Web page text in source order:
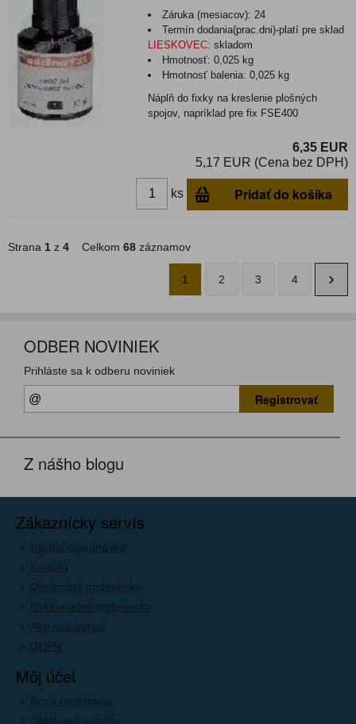
Záruka (mesiacov): 24
Termín dodania(prac.dni)-platí pre sklad
LIESKOVEC: skladom
Hmotnosť:0,025 kg
Hmotnosť balenia:0,025 kg
Náplň do fixky na kreslenie plošných
spojov, napríklad pre fix FSE400
6,35 EUR
5,17 EUR (Cena bez DPH)
ks Pridať do košíka
Strana 1 z 4 Celkom 68 záznamov
1 2 3 4
ODBER NOVINIEK
Prihláste sa k odberu noviniek
Registrovať
Z nášho blogu
Zákaznícky servís
Rýchla objednávka
Kontakt
Obchodné podmienky
Reklamačné podmienky
Ako nakupovať
GDPR
Môj účet
Nová registrácia
Oblúbené položky